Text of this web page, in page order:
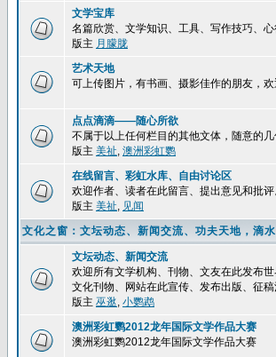
文学宝库
名篇欣赏、文学知识、工具、写作技巧、
版主 月朦胧
艺术天地
可上传图片，有书画、摄影佳作的朋友，欢
点点滴滴——随心所欲
不属于以上任何栏目的其他文体，随意的
版主 美祉, 澳洲彩虹鹦
在线留言、彩虹水库、自由讨论区
欢迎作者、读者在此留言、提出意见和批
版主 美祉, 见闻
文化之窗：文坛动态、新闻交流、功夫天地，滴
文坛动态、新闻交流
欢迎所有文学机构、刊物、文友在此发布
文化刊物、网站在此宣传、发布出版、征
版主 巫逖, 小鹦鹉
澳洲彩虹鹦2012龙年国际文学作品大赛
澳洲彩虹鹦2012龙年国际文学作品大赛